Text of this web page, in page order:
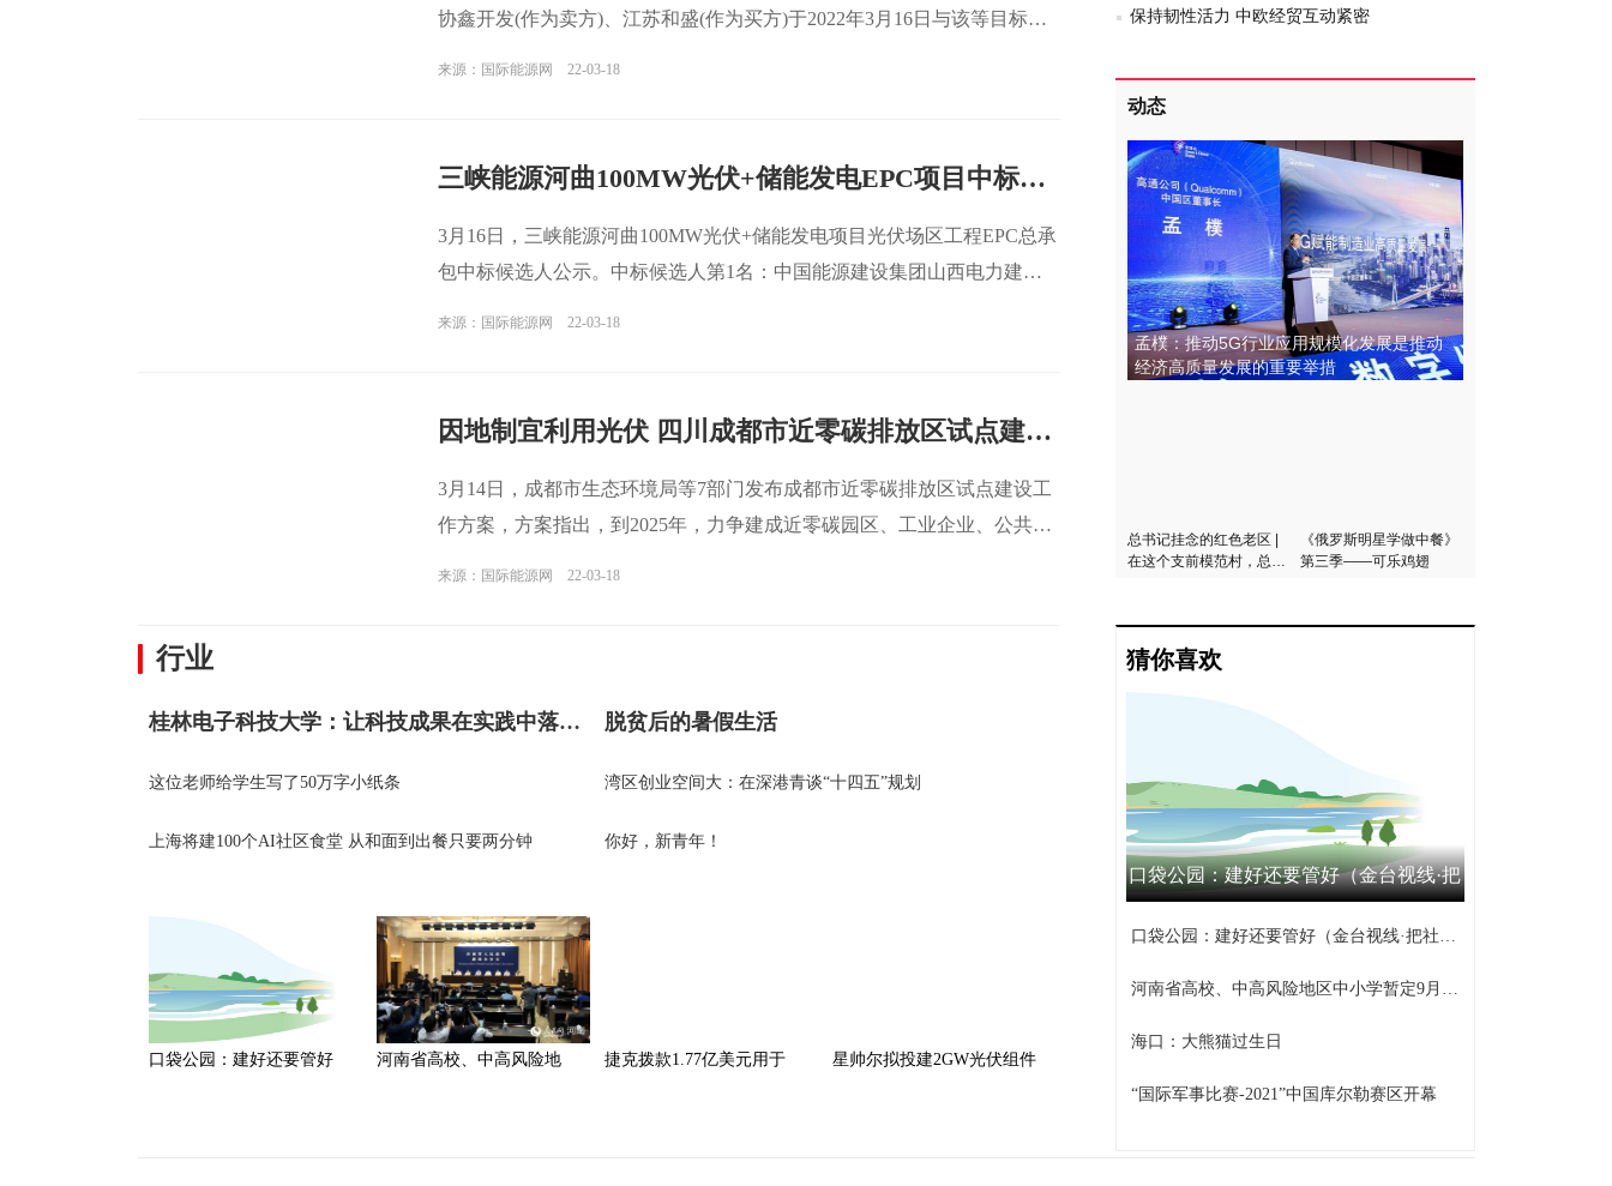
协鑫开发(作为卖方)、江苏和盛(作为买方)于2022年3月16日与该等目标公
来源：国际能源网 22-03-18
三峡能源河曲100MW光伏+储能发电EPC项目中标候选人公示
3月16日，三峡能源河曲100MW光伏+储能发电项目光伏场区工程EPC总承
包中标候选人公示。中标候选人第1名：中国能源建设集团山西电力建设
来源：国际能源网 22-03-18
因地制宜利用光伏 四川成都市近零碳排放区试点建设工作方案发布
3月14日，成都市生态环境局等7部门发布成都市近零碳排放区试点建设工
作方案，方案指出，到2025年，力争建成近零碳园区、工业企业、公共机
来源：国际能源网 22-03-18
行业
脱贫后的暑假生活
湾区创业空间大：在深港青谈“十四五”规划
你好，新青年！
捷克拨款1.77亿美元用于 星帅尔拟投建2GW光伏组件
桂林电子科技大学：让科技成果在实践中落地生根
这位老师给学生写了50万字小纸条
上海将建100个AI社区食堂 从和面到出餐只要两分钟
口袋公园：建好还要管好 河南省高校、中高风险地
保持韧性活力 中欧经贸互动紧密
动态
孟樸：推动5G行业应用规模化发展是推动
经济高质量发展的重要举措
总书记挂念的红色老区 |
在这个支前模范村，总书
《俄罗斯明星学做中餐》
第三季——可乐鸡翅
猜你喜欢
口袋公园：建好还要管好（金台视线·把
社区工作做到家③） 口袋公园：建好还要管好（金台视线·把社区工作做到家③）
河南省高校、中高风险地区中小学暂定9月15日之前不返校
海口：大熊猫过生日
“国际军事比赛-2021”中国库尔勒赛区开幕